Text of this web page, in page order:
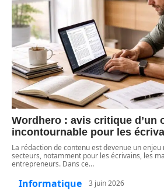
Wordhero : avis critique d’un
incontournable pour les
La rédaction de contenu est devenue un
secteurs, notamment pour les écrivains, les
entrepreneurs. Dans ce…
Informatique 3 juin 2026